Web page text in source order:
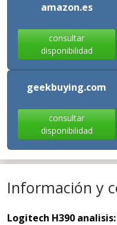
amazon.es
consultar
disponibilidad
geekbuying.com
consultar
disponibilidad
Información y
Logitech H390